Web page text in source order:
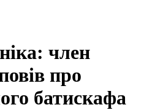
член
про
батискафа